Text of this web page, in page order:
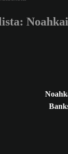
un mínimo de 3